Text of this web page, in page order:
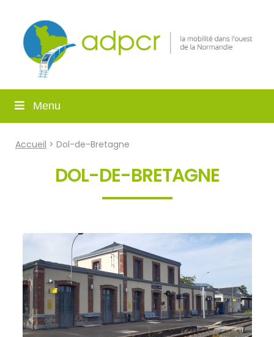
Menu
Accueil > Dol-de-Bretagne
DOL-DE-BRETAGNE